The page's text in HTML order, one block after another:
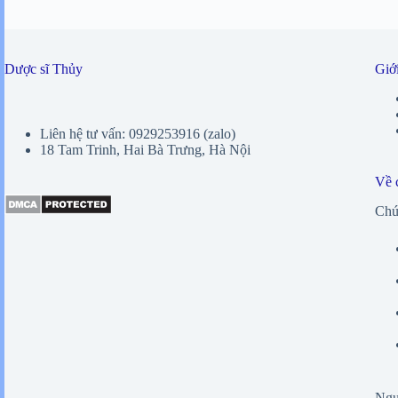
Dược sĩ Thủy
Liên hệ tư vấn: 0929253916 (zalo)
18 Tam Trinh, Hai Bà Trưng, Hà Nội
Về